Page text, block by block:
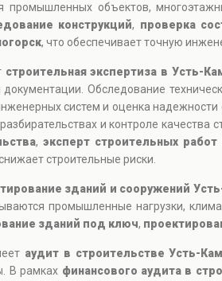
промышленных объектов,
конструкций, проверка
, что обеспечивает точную
строительная экспертиза в Усть-
Обследование
систем и оценка надежности
и контроле качества
, эксперт строительных работ
строительные риски.
зданий и сооружений
промышленные нагрузки,
зданий под ключ,
аудит в строительстве Усть-
В рамках финансового аудита в